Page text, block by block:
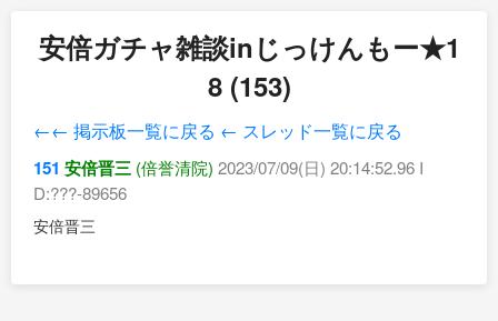
安倍ガチャ雑談inじっけんもー★1
8 (153)
←← 掲示板一覧に戻る ← スレッド一覧に戻る
151 安倍晋三 (倍誉清院) 2023/07/09(日) 20:14:52.96 I
D:???-89656
安倍晋三